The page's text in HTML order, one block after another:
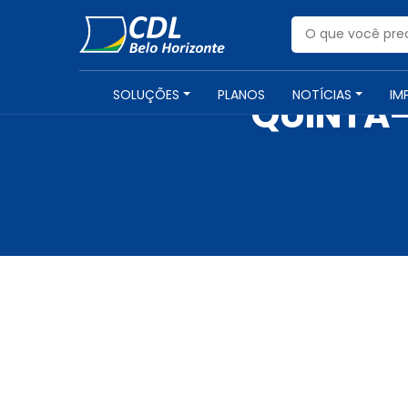
SOLUÇÕES PLANOS NOTÍCIAS
QUINTA-